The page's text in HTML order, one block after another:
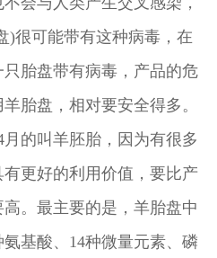
)很可能带有这种病毒，在
胎盘带有病毒，产品的危
胎盘，相对要安全得多。
的叫羊胚胎，因为有很多
更好的利用价值，要比产
。最主要的是，羊胎盘中
基酸、14种微量元素、磷